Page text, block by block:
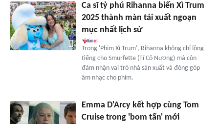
Ca sĩ tỷ phú Rihanna biến Xì Trum
2025 thành màn tái xuất ngoạn
mục nhất lịch sử
Trong 'Phim Xì Trum', Rihanna không chỉ lồng
tiếng cho Smurfette (Tí Cô Nương) mà còn
đảm nhận vai trò nhà sản xuất và đóng góp
âm nhạc cho phim.
Emma D'Arcy kết hợp cùng Tom
Cruise trong 'bom tấn' mới